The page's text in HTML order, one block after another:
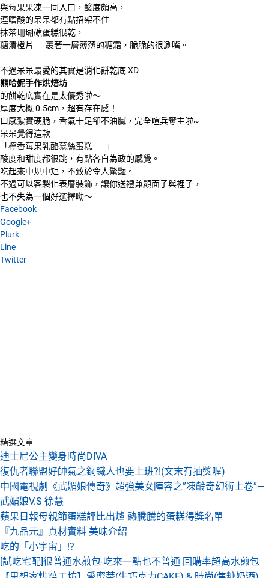
與莓果果凍一同入口，酸度頗高，
連嗜酸的呆呆都有點招架不住
抹茶珊瑚礁蛋糕很乾，
糖漬橙片
裹著一層薄薄的糖霜，脆脆的很涮嘴。
不過呆呆最愛的其實是消化餅乾底 XD
熊哈妮手作烘焙坊
的餅乾底實在是太優秀啦～
厚度大概 0.5cm，超有存在感！
口感紮實硬脆，香氣十足卻不油膩，完全喧兵奪主啦~
呆呆覺得這款
「檸香莓果乳酪慕絲蛋糕
」
酸度和甜度都很跳，有點各自為政的感覺。
吃起來中規中矩，不致於令人驚豔。
不過可以客製化表層裝飾，讓你送禮兼顧面子與裡子，
也不失為一個好選擇呦～
Facebook
Google+
Plurk
Line
Twitter
精選文章
迪士尼公主變身時尚DIVA
復仇者聯盟好帥氣之鋼鐵人也要上班?!(文末有抽獎喔)
中國電視劇《武媚娘傳奇》超強美女陣容之”凍齡奇幻術上卷”—
武媚娘V.S 徐慧
蘋果日報母親節蛋糕評比出爐 熱騰騰的蛋糕得獎名單
『九品元』真材實料 美味介紹
吃的「小宇宙」!?
[試吃宅配]很普通水煎包-吃來一點也不普通 回購率超高水煎包